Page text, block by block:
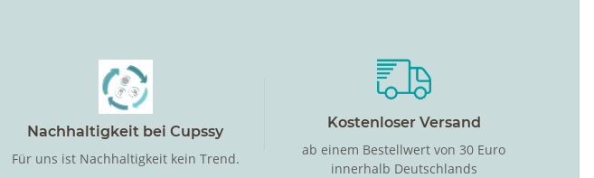
Nachhaltigkeit bei Cupssy
Für uns ist Nachhaltigkeit kein Trend.
Kostenloser Versand
ab einem Bestellwert von 30 Euro
innerhalb Deutschlands